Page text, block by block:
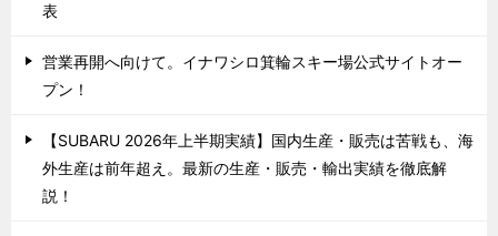
表
営業再開へ向けて。イナワシロ箕輪スキー場公式サイトオー
プン！
【SUBARU 2026年上半期実績】国内生産・販売は苦戦も、海
外生産は前年超え。最新の生産・販売・輸出実績を徹底解
説！